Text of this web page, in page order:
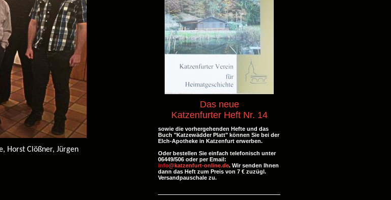
Das neue
Katzenfurter Heft Nr. 14
sowie die vorhergehenden Hefte und das
Buch "Katzewädder Platt" können Sie bei der
Elch-Apotheke in Katzenfurt erwerben.
Oder bestellen Sie einfach telefonisch unter
06449/506 oder per Email:
info@katzenfurt-online.de. Wir senden Ihnen
dann das Heft zum Preis von 7 € zuzügl.
Versandpauschale zu.
Horst Clößner, Jürgen